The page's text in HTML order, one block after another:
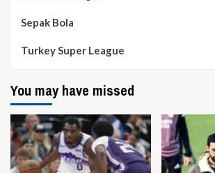
Sepak Bola
Turkey Super League
You may have missed